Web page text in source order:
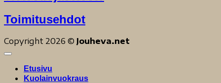
Toimitusehdot
Copyright 2026 © Jouheva.net
Etusivu
Kuolainvuokraus